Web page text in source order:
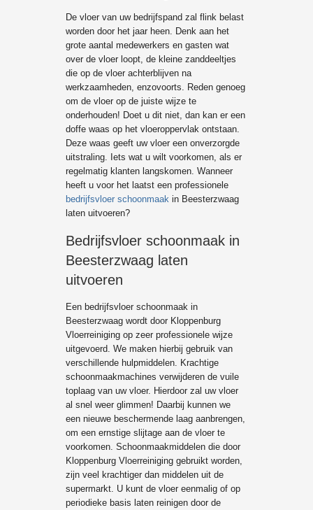
De vloer van uw bedrijfspand zal flink belast
worden door het jaar heen. Denk aan het
grote aantal medewerkers en gasten wat
over de vloer loopt, de kleine zanddeeltjes
die op de vloer achterblijven na
werkzaamheden, enzovoorts. Reden genoeg
om de vloer op de juiste wijze te
onderhouden! Doet u dit niet, dan kan er een
doffe waas op het vloeroppervlak ontstaan.
Deze waas geeft uw vloer een onverzorgde
uitstraling. Iets wat u wilt voorkomen, als er
regelmatig klanten langskomen. Wanneer
heeft u voor het laatst een professionele
bedrijfsvloer schoonmaak in Beesterzwaag
laten uitvoeren?
Bedrijfsvloer schoonmaak in
Beesterzwaag laten
uitvoeren
Een bedrijfsvloer schoonmaak in
Beesterzwaag wordt door Kloppenburg
Vloerreiniging op zeer professionele wijze
uitgevoerd. We maken hierbij gebruik van
verschillende hulpmiddelen. Krachtige
schoonmaakmachines verwijderen de vuile
toplaag van uw vloer. Hierdoor zal uw vloer
al snel weer glimmen! Daarbij kunnen we
een nieuwe beschermende laag aanbrengen,
om een ernstige slijtage aan de vloer te
voorkomen. Schoonmaakmiddelen die door
Kloppenburg Vloerreiniging gebruikt worden,
zijn veel krachtiger dan middelen uit de
supermarkt. U kunt de vloer eenmalig of op
periodieke basis laten reinigen door de